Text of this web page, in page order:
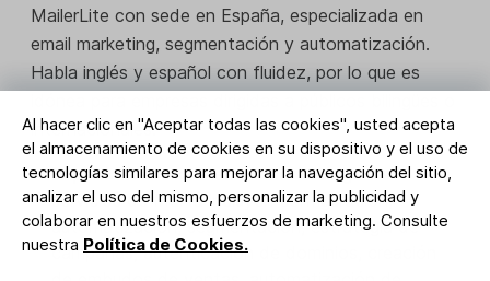
Al hacer clic en "Aceptar todas las cookies", usted acepta
el almacenamiento de cookies en su dispositivo y el uso de
tecnologías similares para mejorar la navegación del sitio,
analizar el uso del mismo, personalizar la publicidad y
colaborar en nuestros esfuerzos de marketing. Consulte
nuestra Política de Cookies.
MailerLite con sede en España, especializada en
email marketing, segmentación y automatización.
Habla inglés y español con fluidez, por lo que es
internacionales.
Especialidades de email marketing:Los
servicios de Marta incluyen configuración,
automatización, segmentación, estrategia de
campañas, autenticación de dominios, creación